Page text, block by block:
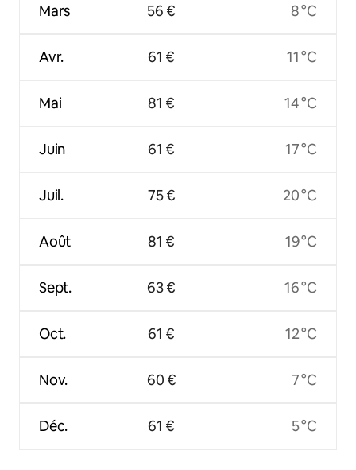
Mars
Avr.
Mai
Juin
Juil.
Août
Sept.
Oct.
Nov.
Déc.
56 €
61 €
81 €
61 €
75 €
81 €
63 €
61 €
60 €
61 €
8 °C
11 °C
14 °C
17 °C
20 °C
19 °C
16 °C
12 °C
7 °C
5 °C